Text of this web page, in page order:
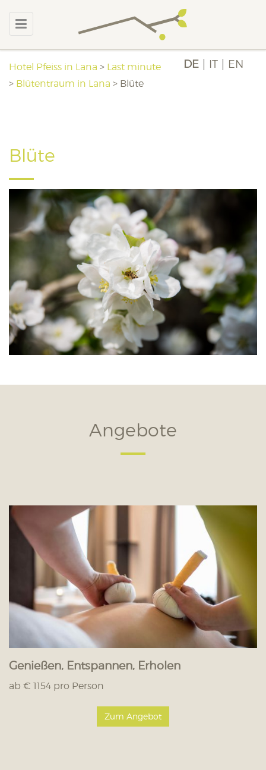
DE IT EN
Hotel Pfeiss in Lana > Last minute
> Blütentraum in Lana > Blüte
Blüte
Angebote
Genießen, Entspannen, Erholen
ab € 1154 pro Person
Zum Angebot